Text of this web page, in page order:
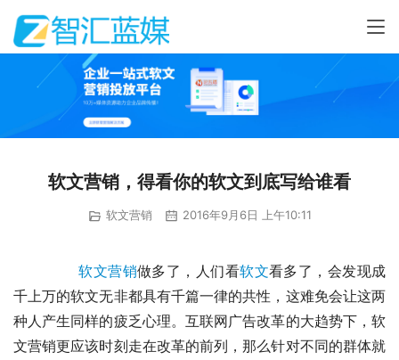
软文营销，得看你的软文到底写给谁看
软文营销 2016年9月6日 上午10:11
软文营销做多了，人们看软文看多了，会发现成
千上万的软文无非都具有千篇一律的共性，这难免会让这两
种人产生同样的疲乏心理。互联网广告改革的大趋势下，软
文营销更应该时刻走在改革的前列，那么针对不同的群体就